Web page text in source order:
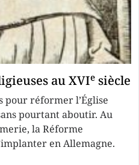
au XVIe siècle
pour réformer l’Église
pourtant aboutir. Au
la Réforme
en Allemagne.